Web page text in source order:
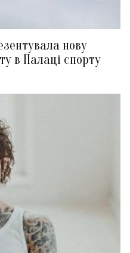
нову
в Палаці спорту